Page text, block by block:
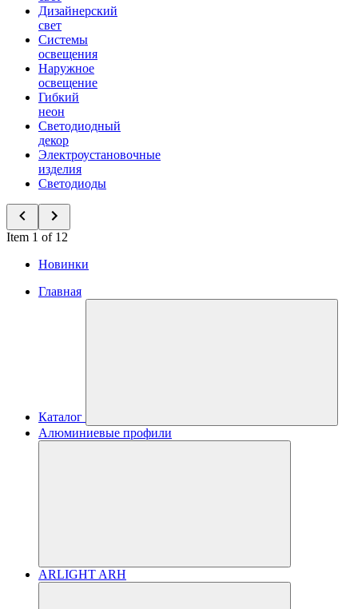
Дизайнерский
свет
Системы
освещения
Наружное
освещение
Гибкий
неон
Светодиодный
декор
Электроустановочные
изделия
Светодиоды
Item 1 of 12
Новинки
Главная
Каталог
Алюминиевые профили
ARLIGHT ARH